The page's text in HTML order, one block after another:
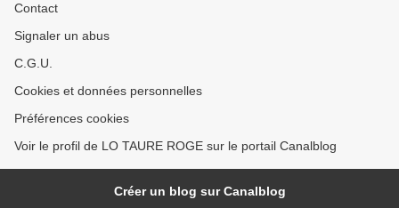
Contact
Signaler un abus
C.G.U.
Cookies et données personnelles
Préférences cookies
Voir le profil de LO TAURE ROGE sur le portail Canalblog
Créer un blog sur Canalblog